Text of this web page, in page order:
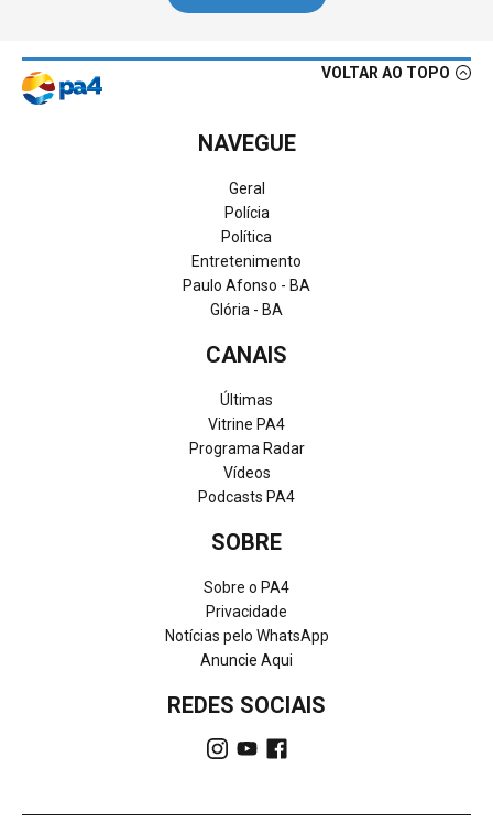
VOLTAR AO TOPO
NAVEGUE
Geral
Polícia
Política
Entretenimento
Paulo Afonso - BA
Glória - BA
CANAIS
Últimas
Vitrine PA4
Programa Radar
Vídeos
Podcasts PA4
SOBRE
Sobre o PA4
Privacidade
Notícias pelo WhatsApp
Anuncie Aqui
REDES SOCIAIS